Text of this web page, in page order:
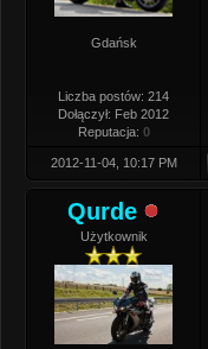
Gdańsk
Liczba postów: 214
Dołączył: Feb 2012
Reputacja: 0
2012-11-04, 10:17 PM
Qurde
Użytkownik